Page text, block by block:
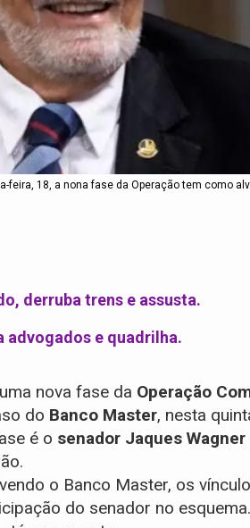
feira, 18, a nona fase da Operação tem como
derruba trens e assusta.
advogados e quadrilha.
nova fase da Operação
do Banco Master, nesta
é o senador Jaques Wagner
o Banco Master, os
do senador no esquema.